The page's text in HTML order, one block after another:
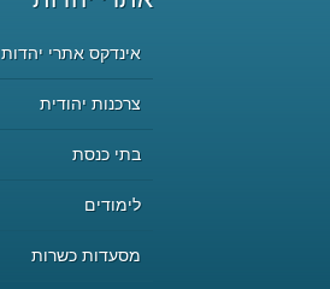
אינדקס אתרי יהדות
צרכנות יהודית
בתי כנסת
לימודים
מסעדות כשרות